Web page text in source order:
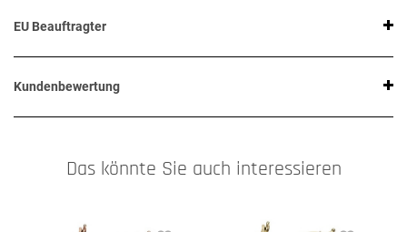
EU Beauftragter
Kundenbewertung
Das könnte Sie auch interessieren